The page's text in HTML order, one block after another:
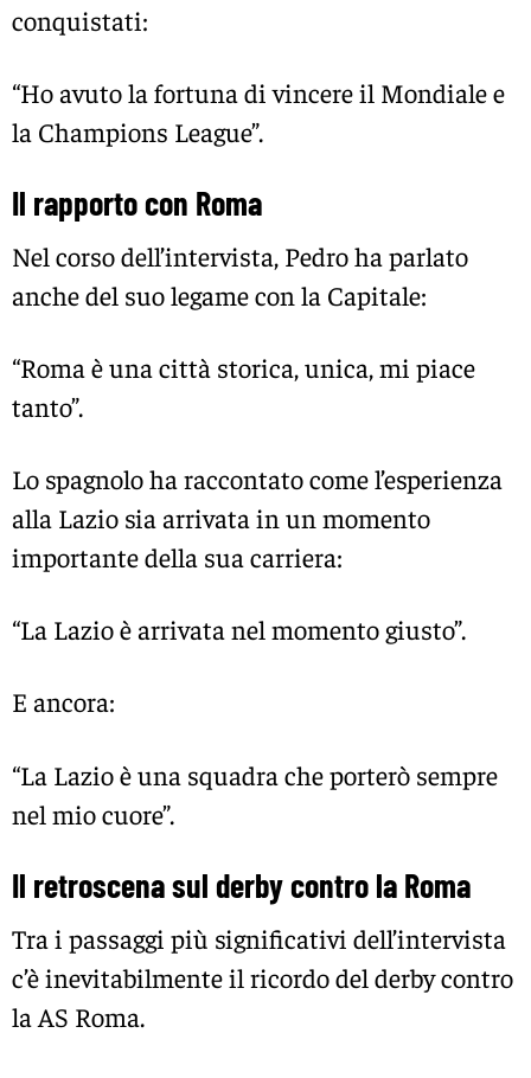
conquistati:
“Ho avuto la fortuna di vincere il Mondiale e
la Champions League”.
Il rapporto con Roma
Nel corso dell’intervista, Pedro ha parlato
anche del suo legame con la Capitale:
“Roma è una città storica, unica, mi piace
tanto”.
Lo spagnolo ha raccontato come l’esperienza
alla Lazio sia arrivata in un momento
importante della sua carriera:
“La Lazio è arrivata nel momento giusto”.
E ancora:
“La Lazio è una squadra che porterò sempre
nel mio cuore”.
Il retroscena sul derby contro la Roma
Tra i passaggi più significativi dell’intervista
c’è inevitabilmente il ricordo del derby contro
la AS Roma.